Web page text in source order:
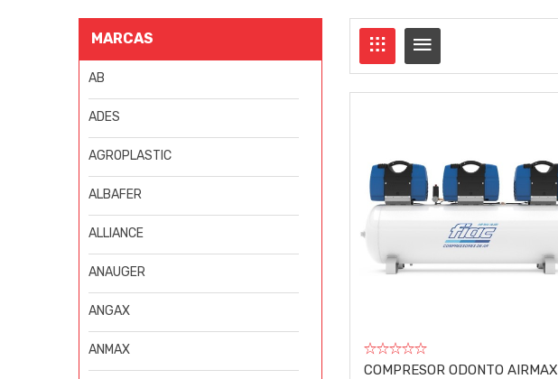
MARCAS
AB
ADES
AGROPLASTIC
ALBAFER
ALLIANCE
ANAUGER
ANGAX
ANMAX
COMPRESOR ODONTO AIRMAX